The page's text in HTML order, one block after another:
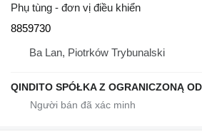
Phụ tùng - đơn vị điều khiển
8859730
Ba Lan, Piotrków Trybunalski